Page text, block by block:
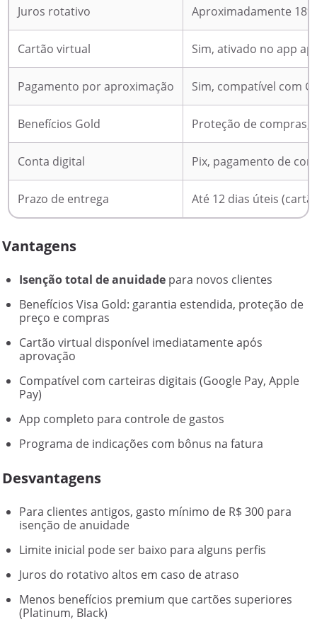
Juros rotativo Aproximadamente
Cartão virtual Sim, ativado no app
Pagamento por aproximação Sim, compatível com
Benefícios Gold Proteção de compras,
Conta digital Pix, pagamento de
Prazo de entrega Até 12 dias úteis
Vantagens
Isenção total de anuidade para novos clientes
Benefícios Visa Gold: garantia estendida, proteção de
preço e compras
Cartão virtual disponível imediatamente após
aprovação
Compatível com carteiras digitais (Google Pay, Apple
Pay)
App completo para controle de gastos
Programa de indicações com bônus na fatura
Desvantagens
Para clientes antigos, gasto mínimo de R$ 300 para
isenção de anuidade
Limite inicial pode ser baixo para alguns perfis
Juros do rotativo altos em caso de atraso
Menos benefícios premium que cartões superiores
(Platinum, Black)